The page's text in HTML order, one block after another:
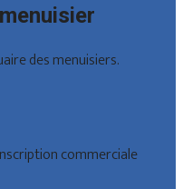
des menuisiers.
commerciale